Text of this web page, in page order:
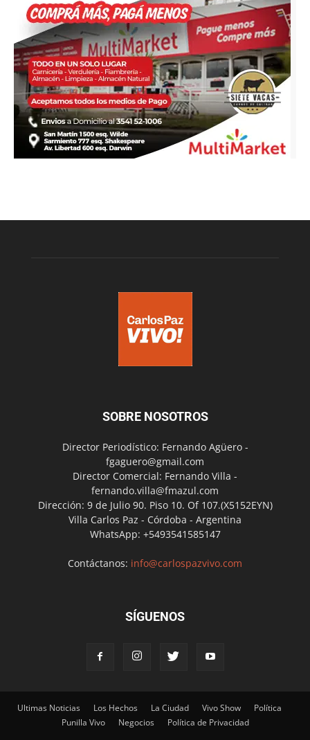
SOBRE NOSOTROS
Director Periodístico: Fernando Agüero -
fgaguero@gmail.com
Director Comercial: Fernando Villa -
fernando.villa@fmazul.com
Dirección: 9 de Julio 90. Piso 10. Of 107.(X5152EYN)
Villa Carlos Paz - Córdoba - Argentina
WhatsApp: +5493541585147
Contáctanos: info@carlospazvivo.com
SÍGUENOS
Ultimas Noticias Los Hechos La Ciudad Vivo Show
Política
Punilla Vivo
Negocios Política de Privacidad